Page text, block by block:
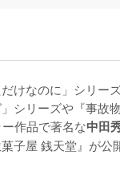
だけなのに」シリー
シリーズや『事故
作品で著名な中田
子屋 銭天堂』が公